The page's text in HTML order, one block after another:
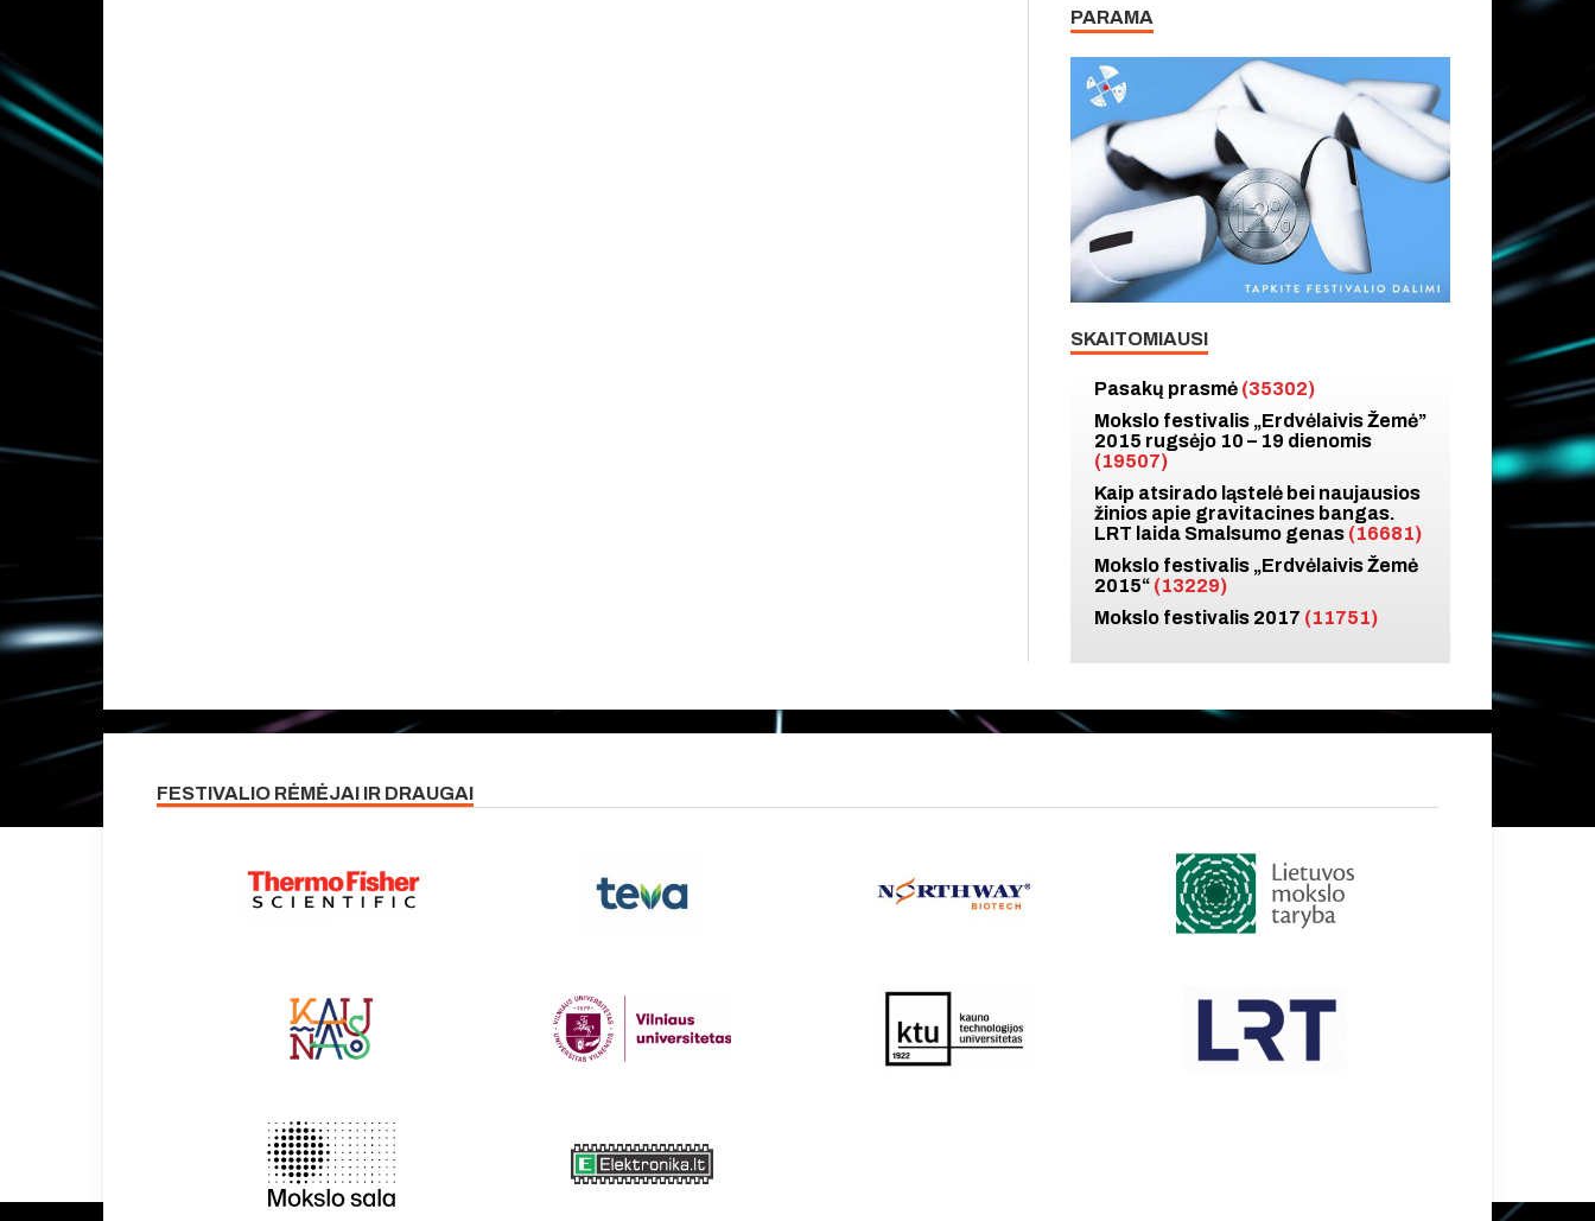
PARAMA
SKAITOMIAUSI
Pasakų prasmė (35302)
Mokslo festivalis „Erdvėlaivis Žemė”
2015 rugsėjo 10 – 19 dienomis
(19507)
Kaip atsirado ląstelė bei naujausios
žinios apie gravitacines bangas.
LRT laida Smalsumo genas (16681)
Mokslo festivalis „Erdvėlaivis Žemė
2015“ (13229)
Mokslo festivalis 2017 (11751)
FESTIVALIO RĖMĖJAI IR DRAUGAI